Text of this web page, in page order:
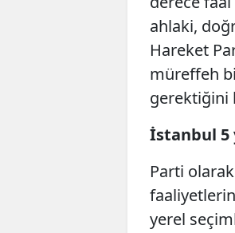
ahlaki,
Hareket
müreffeh
gerektiğini
İstanbul 5
Parti
yerel